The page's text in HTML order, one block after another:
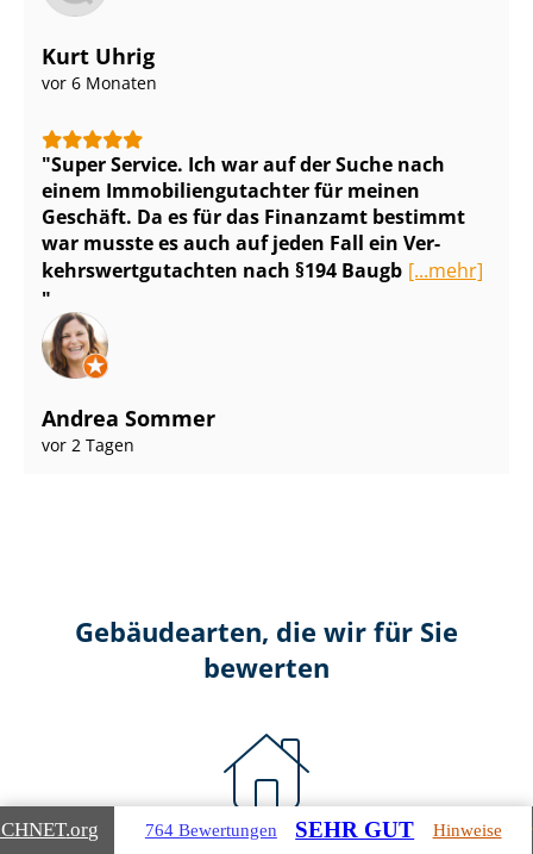
Kurt Uhrig
vor 6 Monaten
Super Service. Ich war auf der Suche nach
einem Im­mo­bi­li­en­gut­ach­ter für meinen
Geschäft. Da es für das Finanzamt bestimmt
war musste es auch auf jeden Fall ein Ver­
kehrs­wert­gut­ach­ten nach §194 Baugb [...mehr]
Andrea Sommer
vor 2 Tagen
Gebäudearten, die wir für Sie
bewerten
Wohnimmobilien
.org 764 Bewertungen SEHR GUT Hinweise